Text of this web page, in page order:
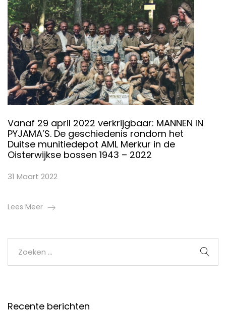
Vanaf 29 april 2022 verkrijgbaar: MANNEN IN
PYJAMA’S. De geschiedenis rondom het
Duitse munitiedepot AML Merkur in de
Oisterwijkse bossen 1943 – 2022
31 Maart 2022
Lees Meer
Recente berichten